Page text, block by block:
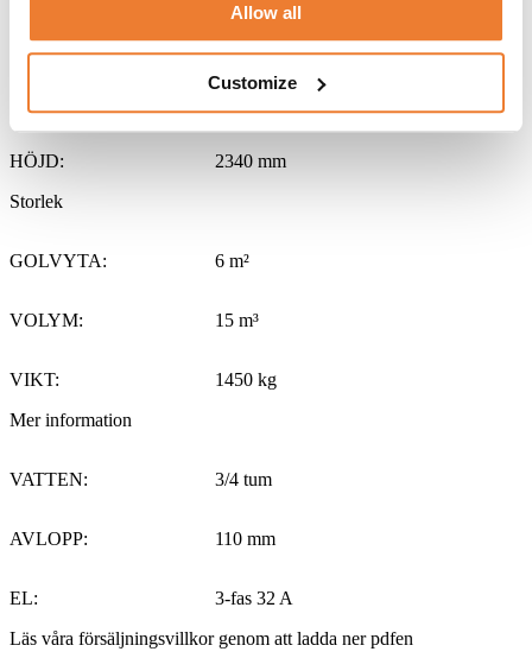
Allow all
Customize
LÄNGD: 2795 mm
HÖJD:
2340 mm
Storlek
GOLVYTA: 6 m²
VOLYM: 15 m³
VIKT:
1450 kg
Mer information
VATTEN: 3/4 tum
AVLOPP: 110 mm
EL:
3-fas 32 A
Läs våra försäljningsvillkor genom att ladda ner pdfen